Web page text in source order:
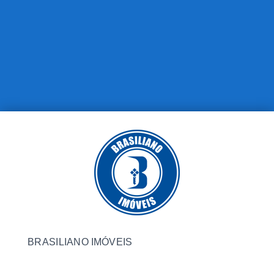
BRASILIANO IMÓVEIS